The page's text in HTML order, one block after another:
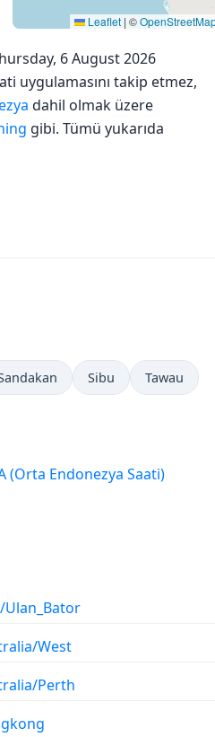
Leaflet | ©
6 August 2026
uygulamasını takip etmez,
dahil olmak üzere
gibi. Tümü yukarıda
Sibu Tawau
WITA (Orta Endonezya Saati)
Ulan_Bator
West
Perth